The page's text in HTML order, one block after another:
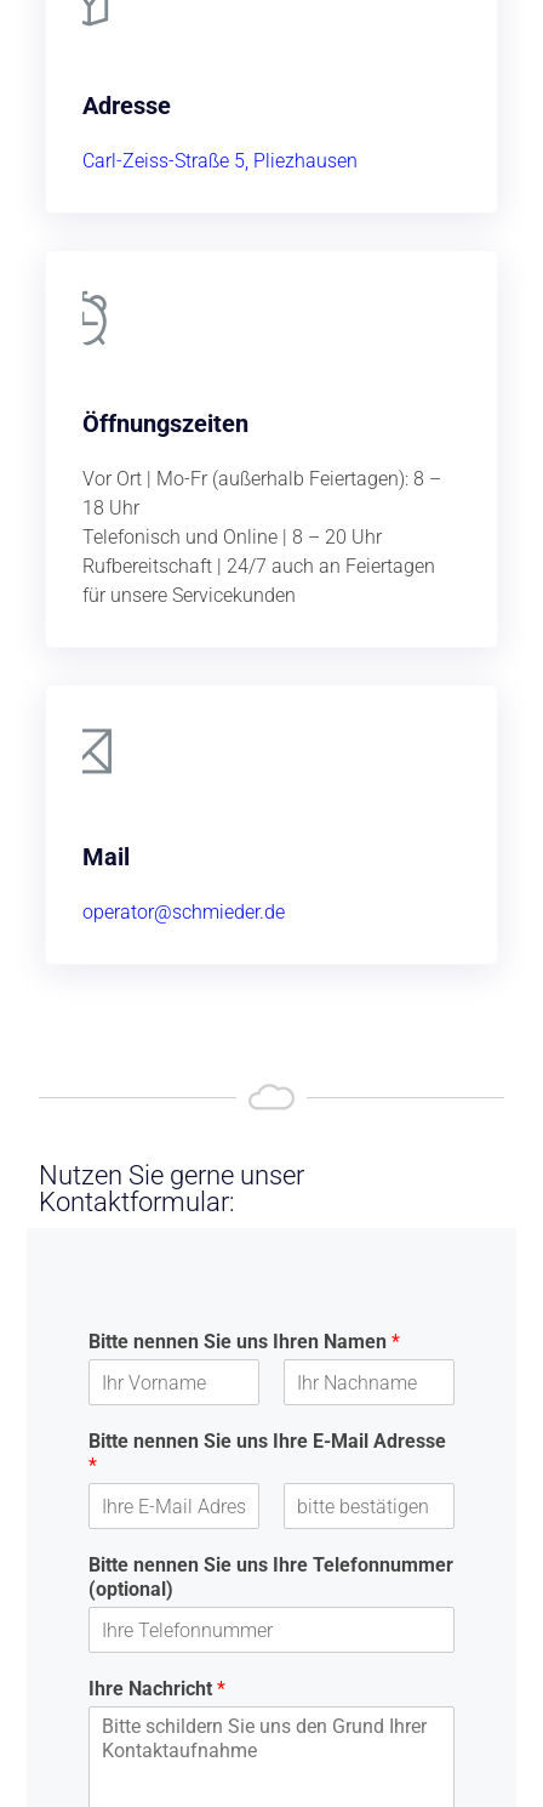
Adresse
Carl-Zeiss-Straße 5, Pliezhausen
Öffnungszeiten
Vor Ort | Mo-Fr (außerhalb Feiertagen): 8 –
18 Uhr
Telefonisch und Online | 8 – 20 Uhr
Rufbereitschaft | 24/7 auch an Feiertagen
für unsere Servicekunden
Mail
operator@schmieder.de
Nutzen Sie gerne unser
Kontaktformular:
Bitte nennen Sie uns Ihren Namen*
o
r
n
e
a
c
m
Bitte nennen Sie uns Ihre E-Mail Adresse
*
-
M
a
-
d
r
-
M
b
t
ä
Bitte nennen Sie uns Ihre Telefonnummer
(optional)
Ihre Nachricht*